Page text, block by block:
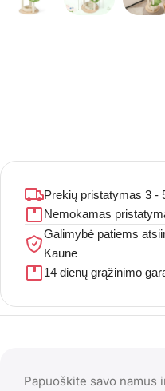
Prekių pristatymas 3 -
Nemokamas
Galimybė patiems
Kaune
14 dienų grąžinimo
Papuoškite savo namus